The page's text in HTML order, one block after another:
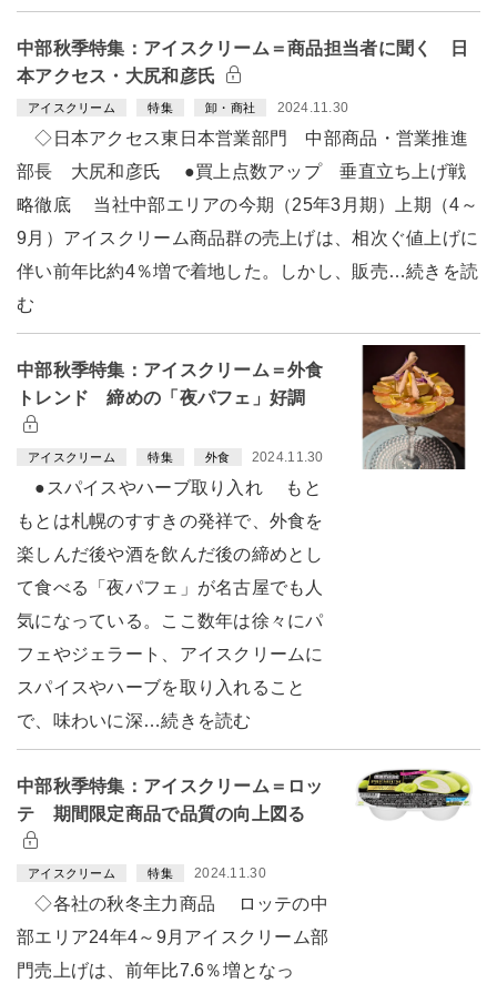
中部秋季特集：アイスクリーム＝商品担当者に聞く 日
本アクセス・大尻和彦氏
アイスクリーム 特集 卸・商社 2024.11.30
◇日本アクセス東日本営業部門 中部商品・営業推進
部長 大尻和彦氏 ●買上点数アップ 垂直立ち上げ戦
略徹底 当社中部エリアの今期（25年3月期）上期（4～
9月）アイスクリーム商品群の売上げは、相次ぐ値上げに
伴い前年比約4％増で着地した。しかし、販売…続きを読
む
中部秋季特集：アイスクリーム＝外食
トレンド 締めの「夜パフェ」好調
アイスクリーム 特集 外食 2024.11.30
●スパイスやハーブ取り入れ もと
もとは札幌のすすきの発祥で、外食を
楽しんだ後や酒を飲んだ後の締めとし
て食べる「夜パフェ」が名古屋でも人
気になっている。ここ数年は徐々にパ
フェやジェラート、アイスクリームに
スパイスやハーブを取り入れること
で、味わいに深…続きを読む
中部秋季特集：アイスクリーム＝ロッ
テ 期間限定商品で品質の向上図る
アイスクリーム 特集 2024.11.30
◇各社の秋冬主力商品 ロッテの中
部エリア24年4～9月アイスクリーム部
門売上げは、前年比7.6％増となっ